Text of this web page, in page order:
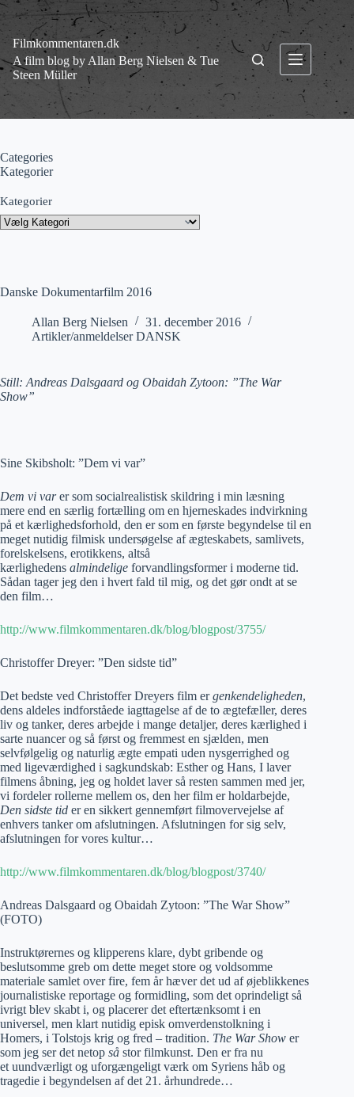
Fortsæt
indhold
Filmkommentaren.dk
A film blog by Allan Berg Nielsen & Tue
Steen Müller
Danske Dokumentarfilm 2016
Allan Berg Nielsen
31. december 2016
Artikler/anmeldelser DANSK
Still: Andreas Dalsgaard og Obaidah Zytoon: ”The War
Show”
Sine Skibsholt: ”Dem vi var”
Dem vi varer som socialrealistisk skildring i min læsning
mere end en særlig fortælling om en hjerneskades indvirkning
på et kærlighedsforhold, den er som en første begyndelse til en
meget nutidig filmisk undersøgelse af ægteskabets, samlivets,
forelskelsens, erotikkens, altså
kærlighedens almindelige forvandlingsformer i moderne tid.
Sådan tager jeg den i hvert fald til mig, og det gør ondt at se
den film…
http://www.filmkommentaren.dk/blog/blogpost/3755/
Christoffer Dreyer: ”Den sidste tid”
Det bedste ved Christoffer Dreyers film ergenkendeligheden,
dens aldeles indforståede iagttagelse af de to ægtefæller, deres
liv og tanker, deres arbejde i mange detaljer, deres kærlighed i
sarte nuancer og så først og fremmest en sjælden, men
selvfølgelig og naturlig ægte empati uden nysgerrighed og
med ligeværdighed i sagkundskab: Esther og Hans, I laver
filmens åbning, jeg og holdet laver så resten sammen med jer,
vi fordeler rollerne mellem os, den her film er holdarbejde,
Den sidste tid er en sikkert gennemført filmovervejelse af
enhvers tanker om afslutningen. Afslutningen for sig selv,
afslutningen for vores kultur…
http://www.filmkommentaren.dk/blog/blogpost/3740/
Andreas Dalsgaard og Obaidah Zytoon: ”The War Show”
(FOTO)
Instruktørernes og klipperens klare, dybt gribende og
beslutsomme greb om dette meget store og voldsomme
materiale samlet over fire, fem år hæver det ud af øjeblikkenes
journalistiske reportage og formidling, som det oprindeligt så
ivrigt blev skabt i, og placerer det eftertænksomt i en
universel, men klart nutidig episk omverdenstolkning i
Homers, i Tolstojs krig og fred – tradition. The War Show er
som jeg ser det netop så stor filmkunst. Den er fra nu
et uundværligt og uforgængeligt værk om Syriens håb og
tragedie i begyndelsen af det 21. århundrede…
Categories
Kategorier
Kategorier